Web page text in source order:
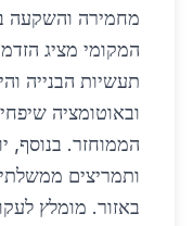
מחמירה והשקעה
המקומי מציג
תעשיות הבנייה
ובאוטומציה
הממוחזר. בנוסף,
ותמריצים
באזור. מומלץ